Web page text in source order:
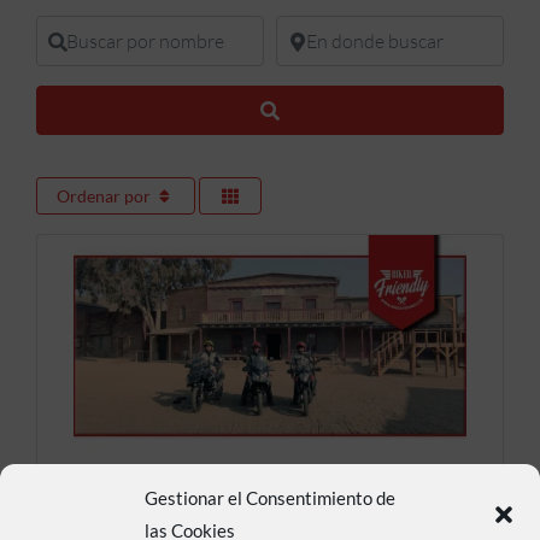
Gestionar el Consentimiento de
las Cookies
Buscar por nombre En donde buscar
Ordenar por
Fort Bravo Texas